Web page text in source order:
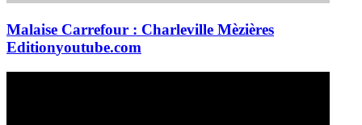
Malaise Carrefour : Charleville Mèzières
Editionyoutube.com